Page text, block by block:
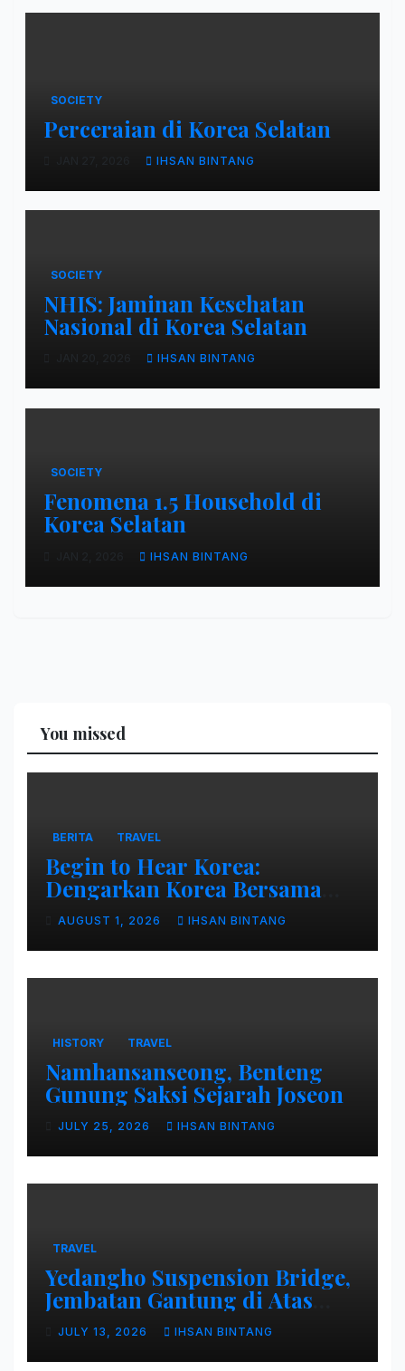
SOCIETY
Perceraian di Korea Selatan
IHSAN BINTANG
SOCIETY
NHIS: Jaminan Kesehatan
Nasional di Korea Selatan
IHSAN BINTANG
SOCIETY
Fenomena 1.5 Household di
Korea Selatan
IHSAN BINTANG
You missed
BERITA TRAVEL
Begin to Hear Korea:
Dengarkan Korea Bersama
Park Bo Gum
AUGUST 1, 2026 IHSAN BINTANG
HISTORY TRAVEL
Namhansanseong, Benteng
Gunung Saksi Sejarah Joseon
JULY 25, 2026 IHSAN BINTANG
TRAVEL
Yedangho Suspension Bridge,
Jembatan Gantung di Atas
Danau
JULY 13, 2026 IHSAN BINTANG